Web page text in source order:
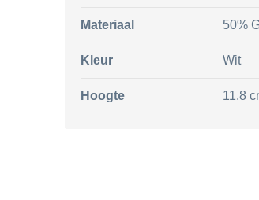
Materiaal 50%
Kleur Wit
Hoogte 11.8